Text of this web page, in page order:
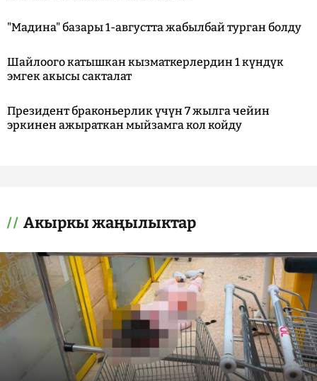
"Мадина" базары 1-августта жабылбай турган болду
Шайлоого катышкан кызматкерлердин 1 күндүк
эмгек акысы сакталат
Президент браконьерлик үчүн 7 жылга чейин
эркинен ажыраткан мыйзамга кол койду
Акыркы жаңылыктар